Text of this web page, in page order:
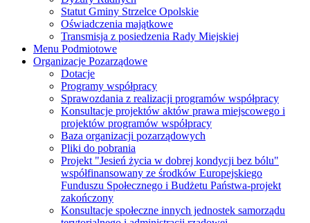
Statut Gminy Strzelce Opolskie
Oświadczenia majątkowe
Transmisja z posiedzenia Rady Miejskiej
Menu Podmiotowe
Organizacje Pozarządowe
Dotacje
Programy współpracy
Sprawozdania z realizacji programów współpracy
Konsultacje projektów aktów prawa miejscowego i
projektów programów współpracy
Baza organizacji pozarządowych
Pliki do pobrania
Projekt "Jesień życia w dobrej kondycji bez bólu"
współfinansowany ze środków Europejskiego
Funduszu Społecznego i Budżetu Państwa-projekt
zakończony
Konsultacje społeczne innych jednostek samorządu